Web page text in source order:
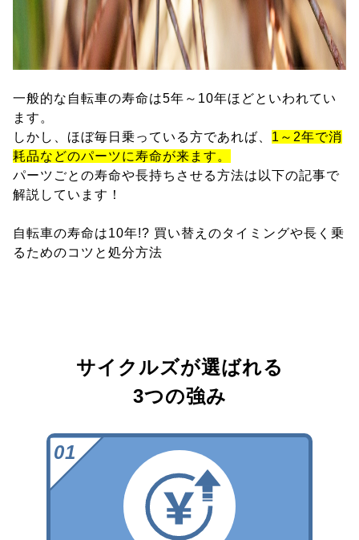
一般的な自転車の寿命は5年～10年ほどといわれてい
ます。
しかし、ほぼ毎日乗っている方であれば、 1～2年で消
耗品などのパーツに寿命が来ます。
パーツごとの寿命や長持ちさせる方法は以下の記事で
解説しています！
自転車の寿命は10年!? 買い替えのタイミングや長く乗
るためのコツと処分方法
サイクルズが選ばれる
3つの強み